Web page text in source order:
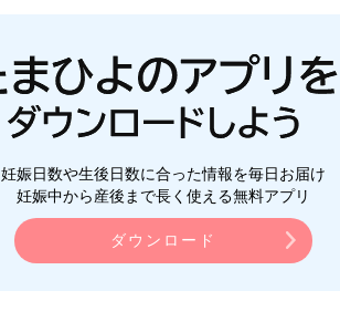
妊娠日数や生後日数に合った情報を毎日お届け
妊娠中から産後まで長く使える無料アプリ
ダウンロード